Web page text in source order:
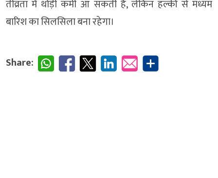
तीव्रता में थोड़ी कमी आ सकती है, लेकिन हल्की से मध्यम
बारिश का सिलसिला बना रहेगा।
Share: